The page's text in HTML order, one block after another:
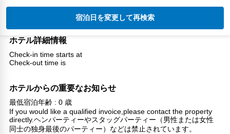
宿泊日を変更して再検索
ホテル詳細情報
Check-in time starts at
Check-out time is
ホテルからの重要なお知らせ
最低宿泊年齢 : 0 歳
If you would like a qualified invoice,please contact the property
directly.ヘンパーティーやスタッグパーティー（男性または女性
同士の独身最後のパーティー）などは禁止されています。